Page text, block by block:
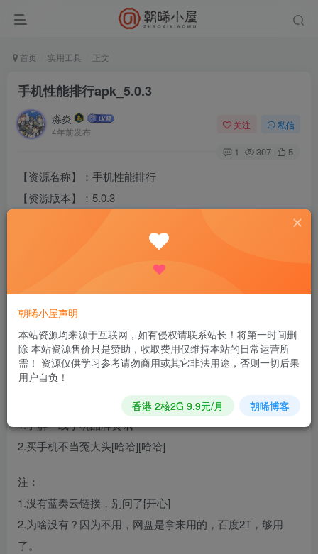
首页 实用工具 正文
手机性能排行apk_5.0.3
淼炎
4年前发布
关注 私信
1 307 5
【资源名称】：手机性能排行
【资源版本】：5.0.3
【资源介绍】：专门查看手机参数的应用，这里能查到的数
比如屏幕部分，它就给你提供了屏幕比例、类型，以及刷新
率、最大亮度、出产厂商等等各种详细信息。
1.了解一线手机品牌资讯
2.买手机不当冤大头[哈哈][哈哈]
注：
1.没有蓝奏云链接，别问了[开心]
2.为啥没有？因为不用，网盘是拿来用的，百度2T，够用
了。
朝晞小屋声明
本站资源均来源于互联网，如有侵权请联系站长！将第一时间删
除 本站资源售价只是赞助，收取费用仅维持本站的日常运营所
需！ 资源仅供学习参考请勿商用或其它非法用途，否则一切后果
用户自负！
香港 2核2G 9.9元/月 朝晞博客